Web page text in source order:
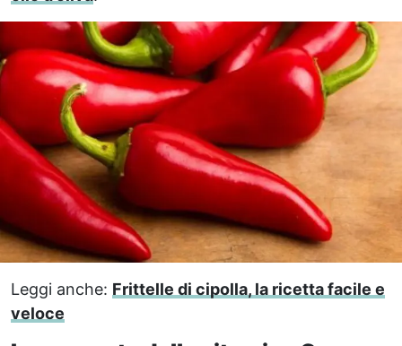
Leggi anche: Frittelle di cipolla, la ricetta facile e
veloce